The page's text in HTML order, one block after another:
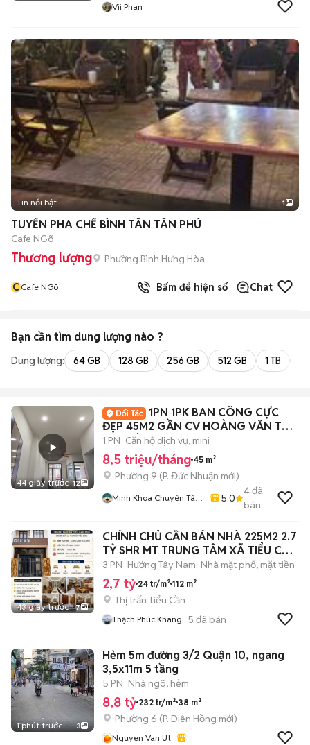
Vii Phan
Tin nổi bật 1
TUYỂN PHA CHẾ BÌNH TÂN TÂN PHÚ
Cafe NGõ
Thương lượng Phường Bình Hưng Hòa
CCafe NGõ Bấm để hiện số Chat
Bạn cần tìm dung lượng nào ?
Dung lượng: 64 GB 128 GB 256 GB 512 GB 1 TB
44 giây trước 12
1PN 1PK BAN CÔNG CỰC
ĐẸP 45M2 GẦN CV HOÀNG VĂN THỤ
- BV TÂM ANH
1 PN Căn hộ dịch vụ, mini
8,5 triệu/tháng 45 m²
Phường 9 (P. Đức Nhuận mới)
Minh Khoa Chuyên Tân
5.0
4đã
bán
43 giây trước 7
CHÍNH CHỦ CẦN BÁN NHÀ 225M2 2.7
TỶ SHR MT TRUNG TÂM XÃ TIỂU CẦN
MỚI
3 PN Hướng Tây Nam Nhà mặt phố, mặt tiền
2,7 tỷ 24 tr/m² 112 m²
Thị trấn Tiểu Cần
Thạch Phúc Khang 5 đã bán
1 phút trước 3
Hẻm 5m đường 3/2 Quận 10, ngang
3,5x11m 5 tầng
5 PN Nhà ngõ, hẻm
8,8 tỷ 232 tr/m² 38 m²
Phường 6 (P. Diên Hồng mới)
Nguyen Van Ut